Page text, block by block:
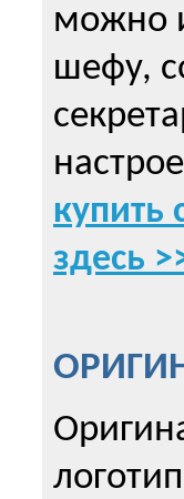
можно
шефу,
купить
здесь